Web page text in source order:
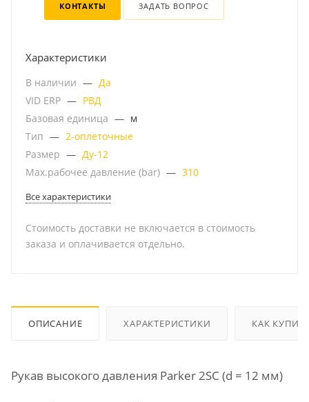
КОНТАКТЫ ЗАДАТЬ ВОПРОС
Характеристики
В наличии — Да
VID ERP — РВД
Базовая единица — м
Тип — 2-оплеточные
Размер — Ду-12
Мах.рабочее давление (bar) — 310
Все характеристики
Стоимость доставки не включается в стоимость
заказа и оплачивается отдельно.
ОПИСАНИЕ ХАРАКТЕРИСТИКИ КАК
Рукав высокого давления Parker 2SC (d = 12 мм)